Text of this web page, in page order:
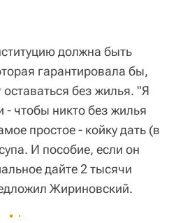
должна быть
гарантировала бы,
без жилья. "Я
- чтобы никто без жилья
простое - койку дать (в
И пособие, если он
дайте 2 тысячи
Жириновский.